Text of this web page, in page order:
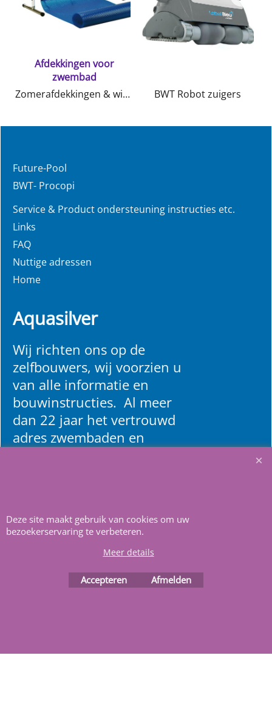
Afdekkingen voor
zwembad
Zomerafdekkingen & winterafdekkingen en 4 seizoenen kindvriendelijke afdekking
BWT Robot zuigers
Future-Pool
BWT- Procopi
Service & Product ondersteuning instructies etc.
Links
FAQ
Nuttige adressen
Home
Aquasilver
Wij richten ons op de
zelfbouwers, wij voorzien u
van alle informatie en
bouwinstructies. Al meer
dan 22 jaar het vertrouwd
adres zwembaden en
Deze site maakt gebruik van cookies om uw
bezoekerservaring te verbeteren.
Meer details
Accepteren Afmelden